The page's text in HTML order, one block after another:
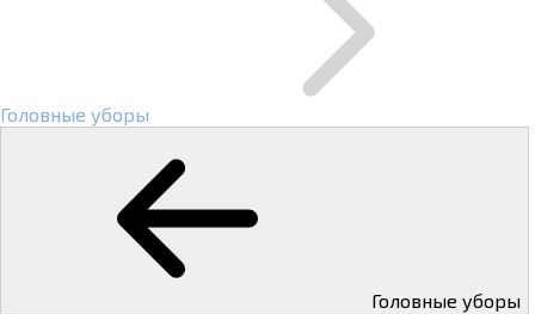
Головные уборы
Головные уборы